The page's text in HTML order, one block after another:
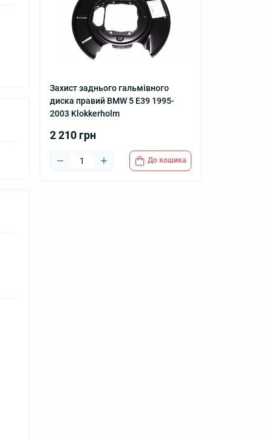
Захист заднього гальмівного
диска правий BMW 5 E39 1995-
2003 Klokkerholm
2 210 грн
До кошика